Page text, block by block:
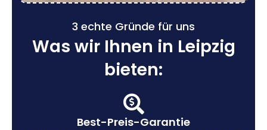
3 echte Gründe für uns
Was wir Ihnen in Leipzig
bieten:
Best-Preis-Garantie